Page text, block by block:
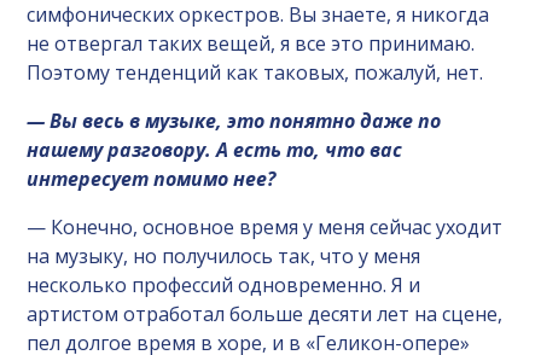
симфонических оркестров. Вы знаете, я никогда
не отвергал таких вещей, я все это принимаю.
Поэтому тенденций как таковых, пожалуй, нет.
— Вы весь в музыке, это понятно даже по
нашему разговору. А есть то, что вас
интересует помимо нее?
— Конечно, основное время у меня сейчас уходит
на музыку, но получилось так, что у меня
несколько профессий одновременно. Я и
артистом отработал больше десяти лет на сцене,
пел долгое время в хоре, и в «Геликон-опере»